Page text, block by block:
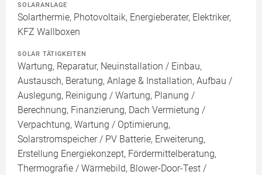
SOLARANLAGE
Solarthermie, Photovoltaik, Energieberater, Elektriker,
KFZ Wallboxen
SOLAR TÄTIGKEITEN
Wartung, Reparatur, Neuinstallation / Einbau,
Austausch, Beratung, Anlage & Installation, Aufbau /
Auslegung, Reinigung / Wartung, Planung /
Berechnung, Finanzierung, Dach Vermietung /
Verpachtung, Wartung / Optimierung,
Solarstromspeicher / PV Batterie, Erweiterung,
Erstellung Energiekonzept, Fördermittelberatung,
Thermografie / Wärmebild, Blower-Door-Test /